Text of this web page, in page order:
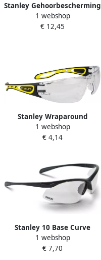
Stanley Gehoorbescherming
met Hoofdband | Gevoerd
SY345C EU
1 webshop
€ 12,45
Stanley Wraparound
Veiligheidsbril | Donker
SYE17-20D
1 webshop
€ 4,14
Stanley 10 Base Curve
Veiligheidsbril | Helder Glas
SY150-1D EU
1 webshop
€ 7,70